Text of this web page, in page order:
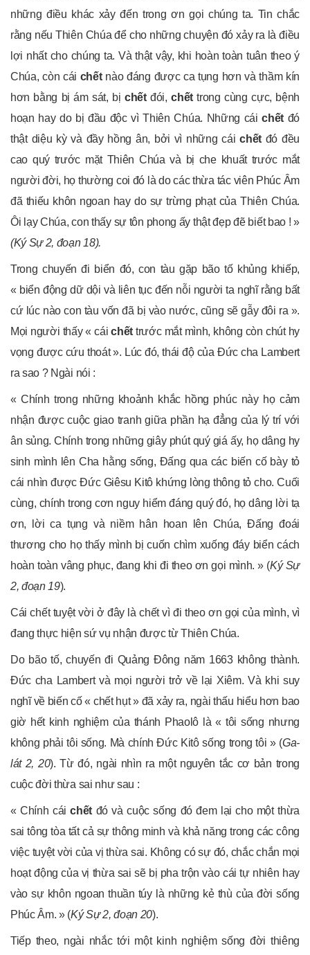
những điều khác xảy đến trong ơn gọi chúng ta. Tin chắc
rằng nếu Thiên Chúa để cho những chuyện đó xảy ra là điều
lợi nhất cho chúng ta. Và thật vậy, khi hoàn toàn tuân theo ý
Chúa, còn cái chếtnào đáng được ca tụng hơn và thầm kín
hơn bằng bị ám sát, bị chếtđói,chếttrong cùng cực, bệnh
hoạn hay do bị đầu độc vì Thiên Chúa. Những cáichết đó
thật diệu kỳ và đầy hồng ân, bởi vì những cáichếtđó đều
cao quý trước mặt Thiên Chúa và bị che khuất trước mắt
người đời, họ thường coi đó là do các thừa tác viên Phúc Âm
đã thiếu khôn ngoan hay do sự trừng phạt của Thiên Chúa.
Ôi lạy Chúa, con thấy sự tôn phong ấy thật đẹp đẽ biết bao ! »
(Ký Sự 2, đoạn 18).
Trong chuyến đi biển đó, con tàu gặp bão tố khủng khiếp,
« biển động dữ dội và liên tục đến nỗi người ta nghĩ rằng bất
cứ lúc nào con tàu vốn đã bị vào nước, cũng sẽ gẫy đôi ra ».
Mọi người thấy « cáichết trước mắt mình, không còn chút hy
vọng được cứu thoát ». Lúc đó, thái độ của Đức cha Lambert
ra sao ? Ngài nói :
« Chính trong những khoảnh khắc hồng phúc này họ cảm
nhận được cuộc giao tranh giữa phần hạ đẳng của lý trí với
ân sủng. Chính trong những giây phút quý giá ấy, họ dâng hy
sinh mình lên Cha hằng sống, Đấng qua các biến cố bày tỏ
cái nhìn được Đức Giêsu Kitô khứng lòng thông tỏ cho. Cuối
cùng, chính trong cơn nguy hiểm đáng quý đó, họ dâng lời tạ
ơn, lời ca tụng và niềm hân hoan lên Chúa, Đấng đoái
thương cho họ thấy mình bị cuốn chìm xuống đáy biển cách
hoàn toàn vâng phục, đang khi đi theo ơn gọi mình. » (Ký Sự
2, đoạn 19).
Cái chết tuyệt vời ở đây là chết vì đi theo ơn gọi của mình, vì
đang thực hiện sứ vụ nhận được từ Thiên Chúa.
Do bão tố, chuyến đi Quảng Đông năm 1663 không thành.
Đức cha Lambert và mọi người trở về lại Xiêm. Và khi suy
nghĩ về biến cố « chết hụt » đã xảy ra, ngài thấu hiểu hơn bao
giờ hết kinh nghiệm của thánh Phaolô là « tôi sống nhưng
không phải tôi sống. Mà chính Đức Kitô sống trong tôi » (Ga-
lát 2, 20). Từ đó, ngài nhìn ra một nguyên tắc cơ bản trong
cuộc đời thừa sai như sau :
« Chính cáichết đó và cuộc sống đó đem lại cho một thừa
sai tông tòa tất cả sự thông minh và khả năng trong các công
việc tuyệt vời của vị thừa sai. Không có sự đó, chắc chắn mọi
hoạt động của vị thừa sai sẽ bị pha trộn vào cái tự nhiên hay
vào sự khôn ngoan thuần túy là những kẻ thù của đời sống
Phúc Âm. » (Ký Sự 2, đoạn 20).
Tiếp theo, ngài nhắc tới một kinh nghiệm sống đời thiêng